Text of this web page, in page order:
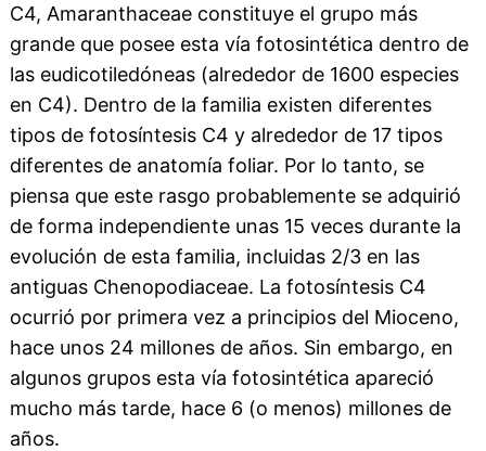
C4, Amaranthaceae constituye el grupo más
grande que posee esta vía fotosintética dentro de
las eudicotiledóneas (alrededor de 1600 especies
en C4). Dentro de la familia existen diferentes
tipos de fotosíntesis C4 y alrededor de 17 tipos
diferentes de anatomía foliar. Por lo tanto, se
piensa que este rasgo probablemente se adquirió
de forma independiente unas 15 veces durante la
evolución de esta familia, incluidas 2/3 en las
antiguas Chenopodiaceae. La fotosíntesis C4
ocurrió por primera vez a principios del Mioceno,
hace unos 24 millones de años. Sin embargo, en
algunos grupos esta vía fotosintética apareció
mucho más tarde, hace 6 (o menos) millones de
años.